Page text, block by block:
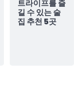
트라이프를 즐
길 수 있는 술
집 추천 5곳